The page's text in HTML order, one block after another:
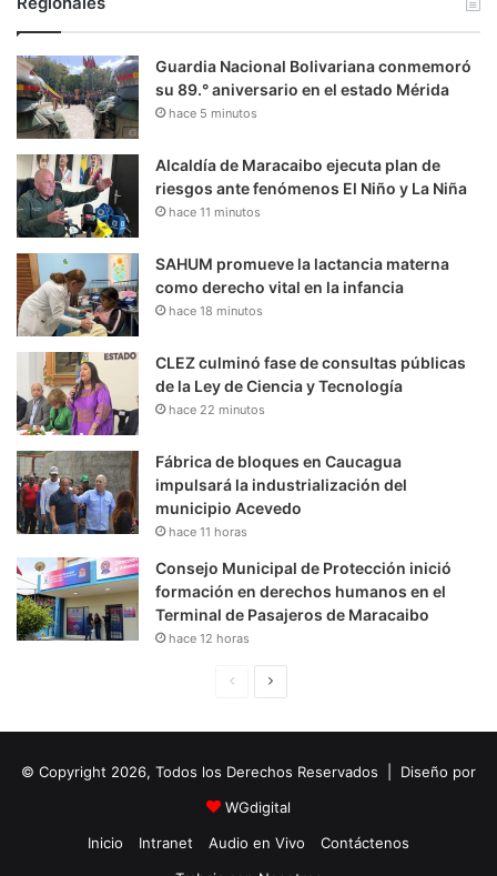
Guardia Nacional Bolivariana conmemoró
su 89.° aniversario en el estado Mérida
hace 5 minutos
Alcaldía de Maracaibo ejecuta plan de
riesgos ante fenómenos El Niño y La Niña
hace 11 minutos
SAHUM promueve la lactancia materna
como derecho vital en la infancia
hace 18 minutos
CLEZ culminó fase de consultas públicas
de la Ley de Ciencia y Tecnología
hace 22 minutos
Fábrica de bloques en Caucagua
impulsará la industrialización del
municipio Acevedo
hace 11 horas
Consejo Municipal de Protección inició
formación en derechos humanos en el
Terminal de Pasajeros de Maracaibo
hace 12 horas
i
n
a
u
i
e
© Copyright 2026, Todos los Derechos Reservados | Diseño por
WGdigital
Inicio
Intranet Audio en Vivo
Contáctenos